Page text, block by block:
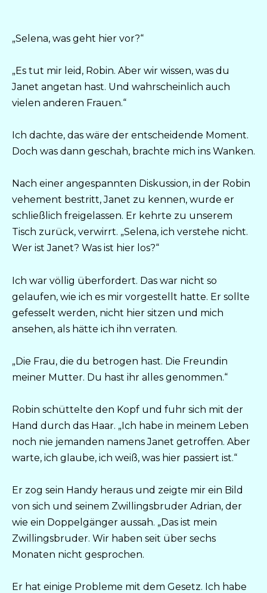
„Selena, was geht hier vor?“
„Es tut mir leid, Robin. Aber wir wissen, was du
Janet angetan hast. Und wahrscheinlich auch
vielen anderen Frauen.“
Ich dachte, das wäre der entscheidende Moment.
Doch was dann geschah, brachte mich ins Wanken.
Nach einer angespannten Diskussion, in der Robin
vehement bestritt, Janet zu kennen, wurde er
schließlich freigelassen. Er kehrte zu unserem
Tisch zurück, verwirrt. „Selena, ich verstehe nicht.
Wer ist Janet? Was ist hier los?“
Ich war völlig überfordert. Das war nicht so
gelaufen, wie ich es mir vorgestellt hatte. Er sollte
gefesselt werden, nicht hier sitzen und mich
ansehen, als hätte ich ihn verraten.
„Die Frau, die du betrogen hast. Die Freundin
meiner Mutter. Du hast ihr alles genommen.“
Robin schüttelte den Kopf und fuhr sich mit der
Hand durch das Haar. „Ich habe in meinem Leben
noch nie jemanden namens Janet getroffen. Aber
warte, ich glaube, ich weiß, was hier passiert ist.“
Er zog sein Handy heraus und zeigte mir ein Bild
von sich und seinem Zwillingsbruder Adrian, der
wie ein Doppelgänger aussah. „Das ist mein
Zwillingsbruder. Wir haben seit über sechs
Monaten nicht gesprochen.
Er hat einige Probleme mit dem Gesetz. Ich habe